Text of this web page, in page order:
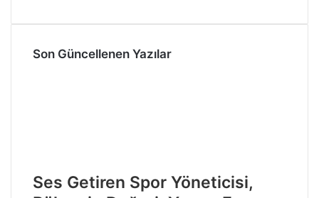
Son Güncellenen Yazılar
Ses Getiren Spor Yöneticisi,